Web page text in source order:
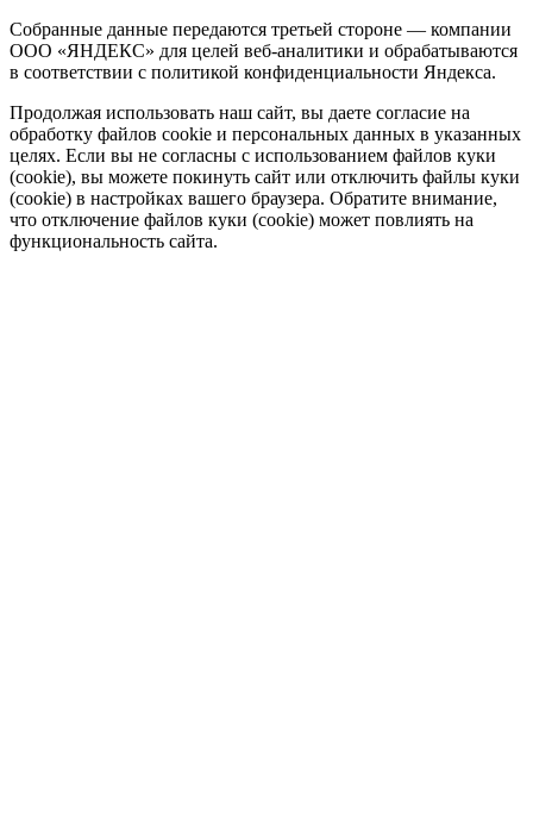
Собранные данные передаются третьей стороне — компании
ООО «ЯНДЕКС» для целей веб-аналитики и обрабатываются
в соответствии с политикой конфиденциальности Яндекса.
Продолжая использовать наш сайт, вы даете согласие на
обработку файлов cookie и персональных данных в указанных
целях. Если вы не согласны с использованием файлов куки
(cookie), вы можете покинуть сайт или отключить файлы куки
(cookie) в настройках вашего браузера. Обратите внимание,
что отключение файлов куки (cookie) может повлиять на
функциональность сайта.